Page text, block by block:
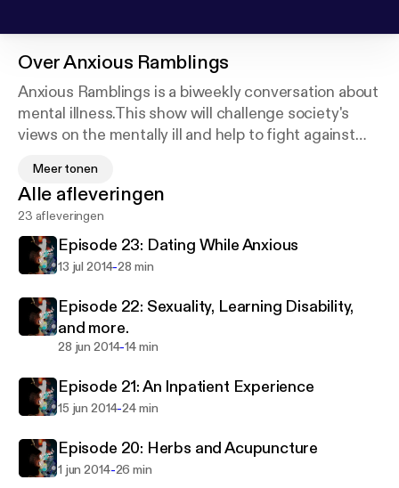
OverAnxious Ramblings
Anxious Ramblings is a biweekly conversation about
mental illness.This show will challenge society's
views on the mentally ill and help to fight against
the bad, and the ugly side of living with a mental
illness. Here we speak about all the crazy thoughts
in your head that you're afraid to say out loud.
For questions or comments the contact information
anxietysurvivor@gmail.com
twitter: @anxioussurvivor
Meer tonen
Alle afleveringen
23 afleveringen
Episode 23: Dating While Anxious
13 jul 2014-28 min
Episode 22: Sexuality, Learning Disability,
and more.
28 jun 2014-14 min
Episode 21: An Inpatient Experience
15 jun 2014-24 min
Episode 20: Herbs and Acupuncture
1 jun 2014-26 min